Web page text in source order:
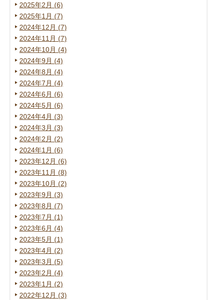
2025年2月 (6)
2025年1月 (7)
2024年12月 (7)
2024年11月 (7)
2024年10月 (4)
2024年9月 (4)
2024年8月 (4)
2024年7月 (4)
2024年6月 (6)
2024年5月 (6)
2024年4月 (3)
2024年3月 (3)
2024年2月 (2)
2024年1月 (6)
2023年12月 (6)
2023年11月 (8)
2023年10月 (2)
2023年9月 (3)
2023年8月 (7)
2023年7月 (1)
2023年6月 (4)
2023年5月 (1)
2023年4月 (2)
2023年3月 (5)
2023年2月 (4)
2023年1月 (2)
2022年12月 (3)